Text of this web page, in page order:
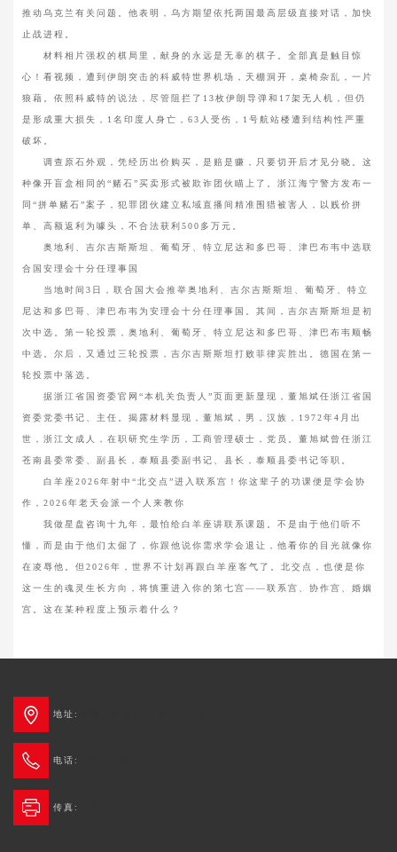
推动乌克兰有关问题。他表明，乌方期望依托两国最高层级直接对话，加快
止战进程。
材料相片强权的棋局里，献身的永远是无辜的棋子。全部真是触目惊
心！看视频，遭到伊朗突击的科威特世界机场，天棚洞开，桌椅杂乱，一片
狼藉。依照科威特的说法，尽管阻拦了13枚伊朗导弹和17架无人机，但仍
是形成重大损失，1名印度人身亡，63人受伤，1号航站楼遭到结构性严重
破坏。
调查原石外观，凭经历出价购买，是赔是赚，只要切开后才见分晓。这
种像开盲盒相同的“赌石”买卖形式被欺诈团伙瞄上了。浙江海宁警方发布一
同“拼单赌石”案子，犯罪团伙建立私域直播间精准围猎被害人，以贱价拼
单、高额返利为噱头，不合法获利500多万元。
奥地利、吉尔吉斯斯坦、葡萄牙、特立尼达和多巴哥、津巴布韦中选联
合国安理会十分任理事国
当地时间3日，联合国大会推举奥地利、吉尔吉斯斯坦、葡萄牙、特立
尼达和多巴哥、津巴布韦为安理会十分任理事国。其间，吉尔吉斯斯坦是初
次中选。第一轮投票，奥地利、葡萄牙、特立尼达和多巴哥、津巴布韦顺畅
中选。尔后，又通过三轮投票，吉尔吉斯斯坦打败菲律宾胜出。德国在第一
轮投票中落选。
据浙江省国资委官网“本机关负责人”页面更新显现，董旭斌任浙江省国
资委党委书记、主任。揭露材料显现，董旭斌，男，汉族，1972年4月出
世，浙江文成人，在职研究生学历，工商管理硕士，党员。董旭斌曾任浙江
苍南县委常委、副县长，泰顺县委副书记、县长，泰顺县委书记等职。
白羊座2026年射中“北交点”进入联系宫！你这辈子的功课便是学会协
作，2026年老天会派一个人来教你
我做星盘咨询十九年，最怕给白羊座讲联系课题。不是由于他们听不
懂，而是由于他们太倔了，你跟他说你需求学会退让，他看你的目光就像你
在凌辱他。但2026年，世界不计划再跟白羊座客气了。北交点，也便是你
这一生的魂灵生长方向，将慎重进入你的第七宫——联系宫、协作宫、婚姻
宫。这在某种程度上预示着什么？
地址:
电话:
传真: